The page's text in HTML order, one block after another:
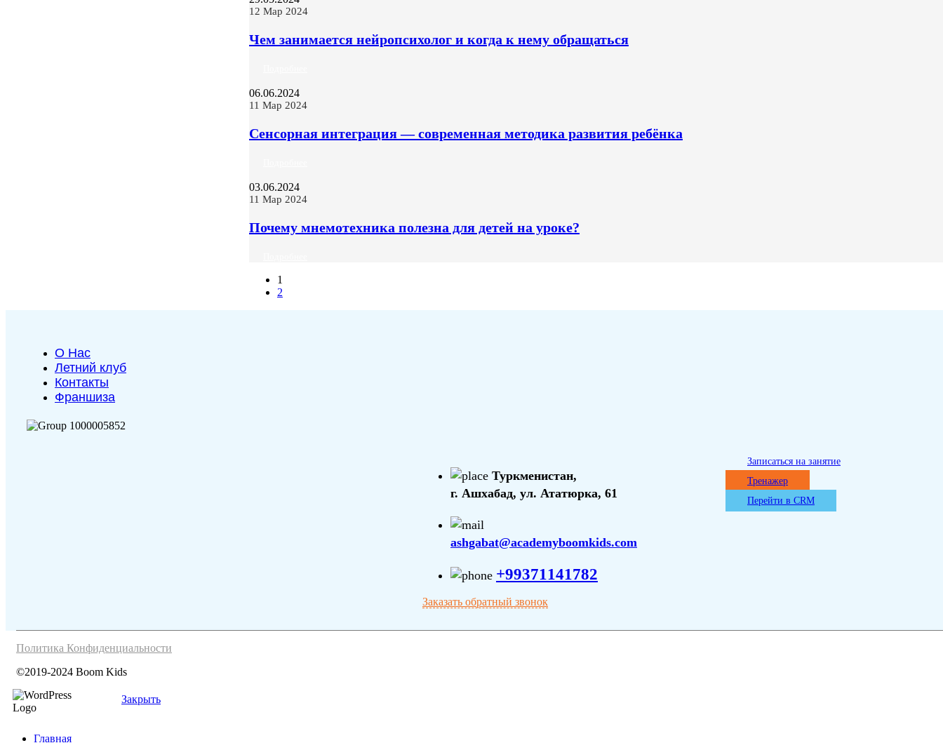
12 Мар 2024
Чем занимается нейропсихолог и когда к нему обращаться
06.06.2024
11 Мар 2024
Сенсорная интеграция — современная методика развития ребёнка
03.06.2024
11 Мар 2024
Почему мнемотехника полезна для детей на уроке?
1
2
О Нас
Летний клуб
Контакты
Франшиза
Туркменистан,
г. Ашхабад, ул. Ататюрка, 61
ashgabat@academyboomkids.com
+99371141782
Заказать обратный звонок
Записаться на занятие
Тренажер
Перейти в CRM
Политика Конфиденциальности
©2019-2024 Boom Kids
Закрыть
Главная